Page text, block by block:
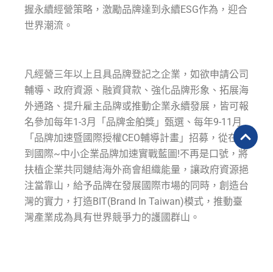
握永續經營策略，激勵品牌達到永續ESG作為，迎合
世界潮流。
凡經營三年以上且具品牌登記之企業，如欲申請公司
輔導、政府資源、融資貸款、強化品牌形象、拓展海
外通路、提升雇主品牌或推動企業永續發展，皆可報
名參加每年1-3月「品牌金舶獎」甄選、每年9-11月
「品牌加速暨國際授權CEO輔導計畫」招募，從在地
到國際~中小企業品牌加速實戰藍圖!不再是口號，將
扶植企業共同鏈結海外商會組織能量，讓政府資源挹
注當靠山，給予品牌在發展國際市場的同時，創造台
灣的實力，打造BIT(Brand In Taiwan)模式，推動臺
灣產業成為具有世界競爭力的護國群山。